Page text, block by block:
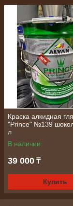
Краска алкидная
"Prince" №139
л
В наличии
39 000 ₸
Купить